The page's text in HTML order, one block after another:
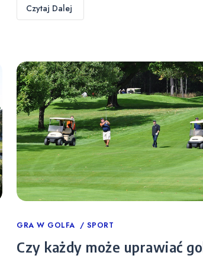
Czytaj Dalej
Categories
GRA W GOLFA SPORT
Czy każdy może uprawiać